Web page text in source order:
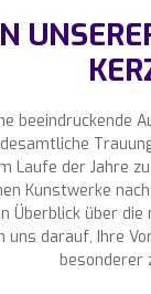
beeindruckende
Laufe der Jahre
Kunstwerke
Überblick über
uns darauf, Ihre
besonderer